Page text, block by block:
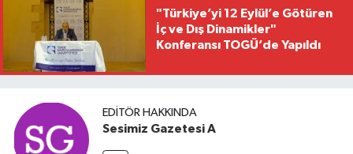
"Türkiye’yi 12 Eylül’e Götüren
İç ve Dış Dinamikler"
Konferansı TOGÜ’de Yapıldı
EDITÖR HAKKINDA
Sesimiz Gazetesi A